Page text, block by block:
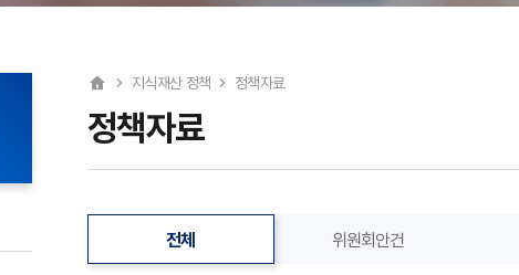
지식재산 정책 정책자료
정책자료
전체 위원회안건